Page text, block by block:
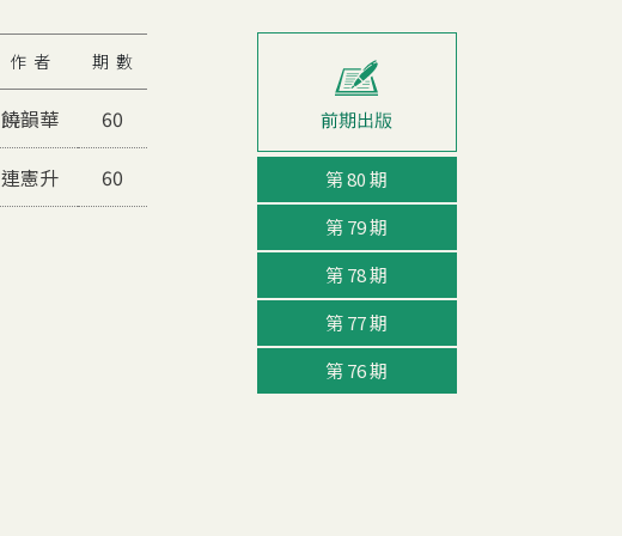
作 者 期 數
饒韻華 60
連憲升 60
第 80 期
第 79 期
第 78 期
第 77 期
第 76 期